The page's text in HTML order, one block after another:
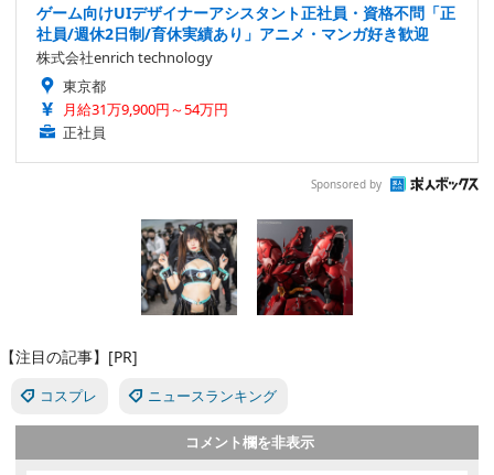
ゲーム向けUIデザイナーアシスタント正社員・資格不問「正
社員/週休2日制/育休実績あり」アニメ・マンガ好き歓迎
株式会社enrich technology
東京都
月給31万9,900円～54万円
正社員
Sponsored by
【注目の記事】[PR]
コスプレ ニュースランキング
コメント欄を非表示